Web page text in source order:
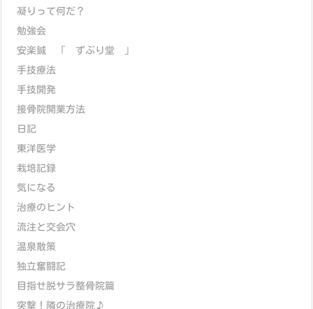
凝りって何だ？
勉強会
安楽鍼 「 ずぶり堂 」
手技療法
手技開発
接骨院開業方法
日記
東洋医学
栽培記録
気になる
治療のヒント
流注と交会穴
温泉散策
独立奮闘記
目指せ脱サラ整骨院篇
突撃！隣の治療院♪